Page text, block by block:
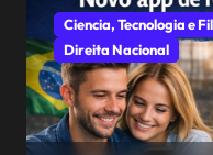
Ciencia, Tecnologia e
Direita Nacional